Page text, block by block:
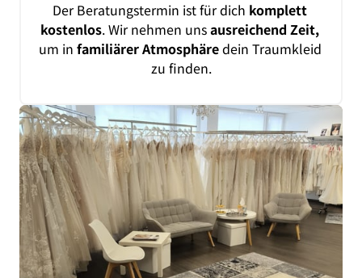
Der Beratungstermin ist für dich komplett
kostenlos. Wir nehmen uns ausreichend Zeit,
um in familiärer Atmosphäre dein
zu finden.